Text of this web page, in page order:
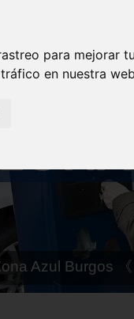
para mejorar
en nuestra
Azul Córdoba